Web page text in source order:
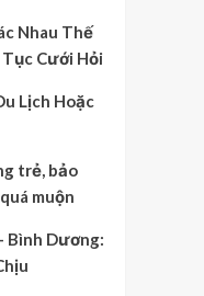
Nhau Thế
Tục Cưới Hỏi
Lịch Hoặc
trẻ, bảo
muộn
Bình Dương: